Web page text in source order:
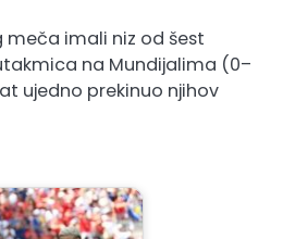
meča imali niz od šest
na Mundijalima (0–
ujedno prekinuo njihov